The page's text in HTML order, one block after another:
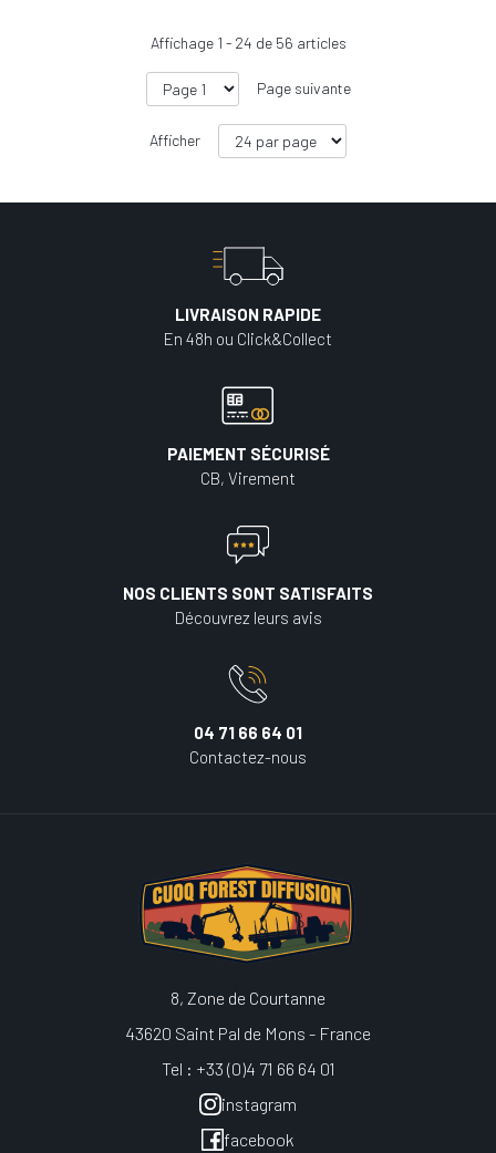
Affichage 1 - 24 de 56 articles
Page suivante
Afficher
LIVRAISON RAPIDE
En 48h ou Click&Collect
PAIEMENT SÉCURISÉ
CB, Virement
NOS CLIENTS SONT SATISFAITS
Découvrez leurs avis
04 71 66 64 01
Contactez-nous
8, Zone de Courtanne
43620 Saint Pal de Mons - France
Tel : +33 (0)4 71 66 64 01
instagram
facebook